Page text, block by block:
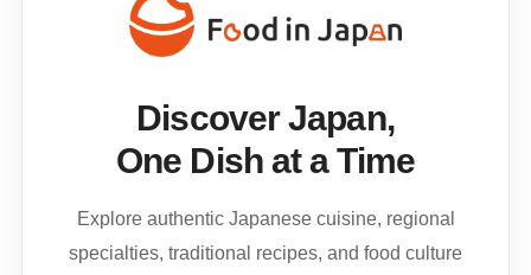
Discover Japan,
One Dish at a Time
Explore authentic Japanese cuisine, regional
specialties, traditional recipes, and food culture